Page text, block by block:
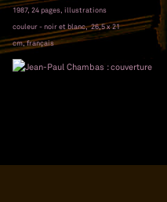
1987, 24 pages, illustrations
couleur - noir et blanc, 26,5 x 21
cm, français